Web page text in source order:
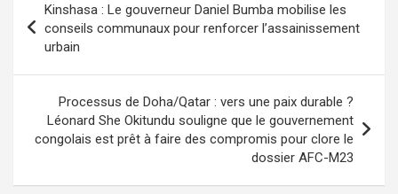
de
l’article
Kinshasa : Le gouverneur Daniel Bumba mobilise les
conseils communaux pour renforcer l’assainissement
urbain
Processus de Doha/Qatar : vers une paix durable ?
Léonard She Okitundu souligne que le gouvernement
congolais est prêt à faire des compromis pour clore le
dossier AFC-M23